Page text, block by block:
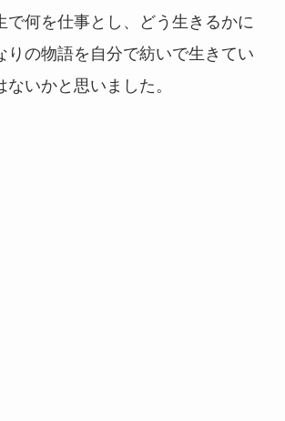
で何を仕事とし、どう生きるかに
りの物語を自分で紡いで生きてい
いかと思いました。